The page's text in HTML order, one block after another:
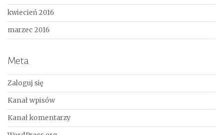
kwiecień 2016
marzec 2016
Meta
Zaloguj się
Kanał wpisów
Kanał komentarzy